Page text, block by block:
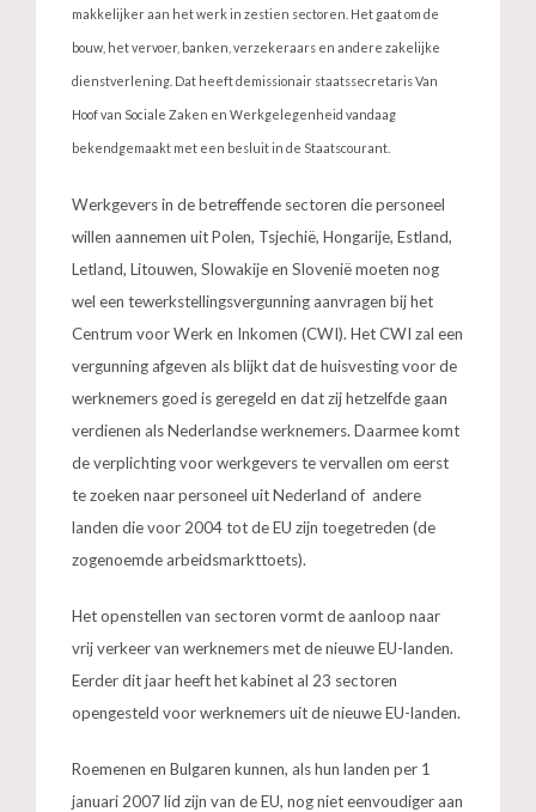
makkelijker aan het werk in zestien sectoren. Het gaat om de
bouw, het vervoer, banken, verzekeraars en andere zakelijke
dienstverlening. Dat heeft demissionair staatssecretaris Van
Hoof van Sociale Zaken en Werkgelegenheid vandaag
bekendgemaakt met een besluit in de Staatscourant.
Werkgevers in de betreffende sectoren die personeel
willen aannemen uit Polen, Tsjechië, Hongarije, Estland,
Letland, Litouwen, Slowakije en Slovenië moeten nog
wel een tewerkstellingsvergunning aanvragen bij het
Centrum voor Werk en Inkomen (CWI). Het CWI zal een
vergunning afgeven als blijkt dat de huisvesting voor de
werknemers goed is geregeld en dat zij hetzelfde gaan
verdienen als Nederlandse werknemers. Daarmee komt
de verplichting voor werkgevers te vervallen om eerst
te zoeken naar personeel uit Nederland of andere
landen die voor 2004 tot de EU zijn toegetreden (de
zogenoemde arbeidsmarkttoets).
Het openstellen van sectoren vormt de aanloop naar
vrij verkeer van werknemers met de nieuwe EU-landen.
Eerder dit jaar heeft het kabinet al 23 sectoren
opengesteld voor werknemers uit de nieuwe EU-landen.
Roemenen en Bulgaren kunnen, als hun landen per 1
januari 2007 lid zijn van de EU, nog niet eenvoudiger aan